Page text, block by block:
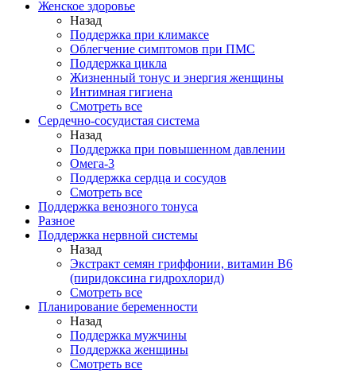
Женское здоровье
Назад
Поддержка при климаксе
Облегчение симптомов при ПМС
Поддержка цикла
Жизненный тонус и энергия женщины
Интимная гигиена
Смотреть все
Сердечно-сосудистая система
Назад
Поддержка при повышенном давлении
Омега-3
Поддержка сердца и сосудов
Смотреть все
Поддержка венозного тонуса
Разное
Поддержка нервной системы
Назад
Экстракт семян гриффонии, витамин В6
(пиридоксина гидрохлорид)
Смотреть все
Планирование беременности
Назад
Поддержка мужчины
Поддержка женщины
Смотреть все